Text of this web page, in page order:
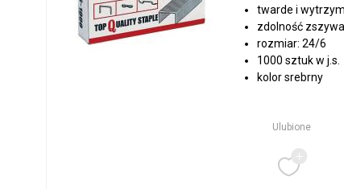
twarde i
zdolność
rozmiar: 24/6
1000 sztuk w j.s.
kolor srebrny
Ulubione